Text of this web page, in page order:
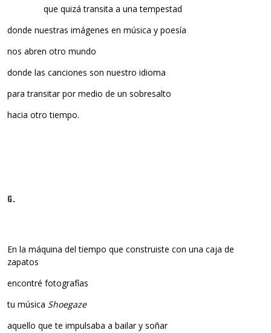
que quizá transita a una tempestad
donde nuestras imágenes en música y poesía
nos abren otro mundo
donde las canciones son nuestro idioma
para transitar por medio de un sobresalto
hacia otro tiempo.
G.
En la máquina del tiempo que construiste con una caja de
zapatos
encontré fotografías
tu música Shoegaze
aquello que te impulsaba a bailar y soñar